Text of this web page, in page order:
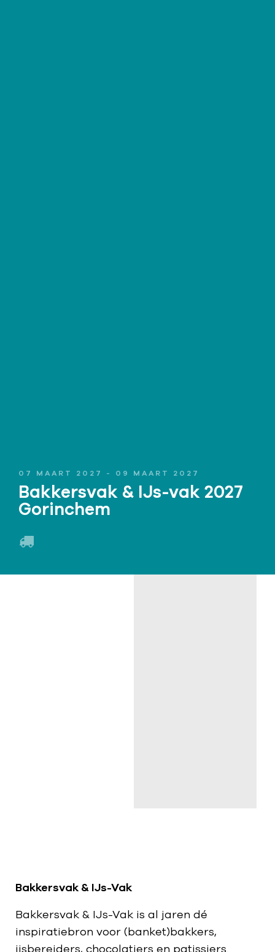
07 MAART 2027 - 09 MAART 2027
Bakkersvak & IJs-vak 2027
Gorinchem
Bakkersvak & IJs-Vak
Bakkersvak & IJs-Vak is al jaren dé
inspiratiebron voor (banket)bakkers,
ijsbereiders, chocolatiers en patissiers.